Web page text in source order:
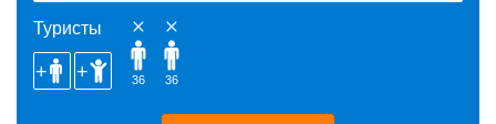
Туристы
36 36